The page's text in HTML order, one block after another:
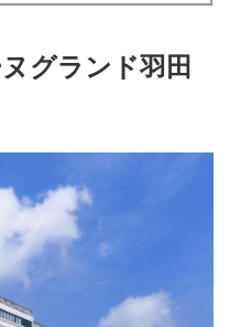
グランド羽田